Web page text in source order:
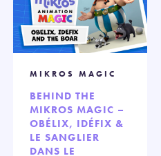
MIKROS MAGIC
BEHIND THE
MIKROS MAGIC –
OBÉLIX, IDÉFIX &
LE SANGLIER
DANS LE